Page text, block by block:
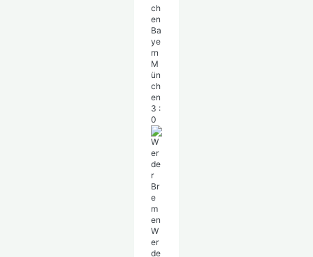
Ba
ye
rn
M
ün
ch
en
3 :
0
W
er
de